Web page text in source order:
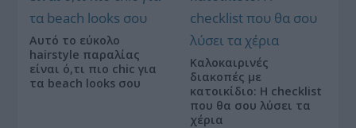
Αυτό το εύκολο
hairstyle παραλίας
είναι ό,τι πιο chic για
τα beach looks σου
Καλοκαιρινές
διακοπές με
κατοικίδιο: Η checklist
που θα σου λύσει τα
χέρια